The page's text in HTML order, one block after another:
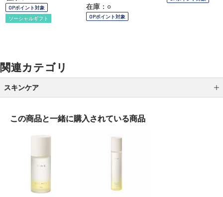
OPポイント対象
ソーシャルギフト
在庫：○
OPポイント対象
関連カテゴリ
スキンケア
この商品と一緒に購入されている商品